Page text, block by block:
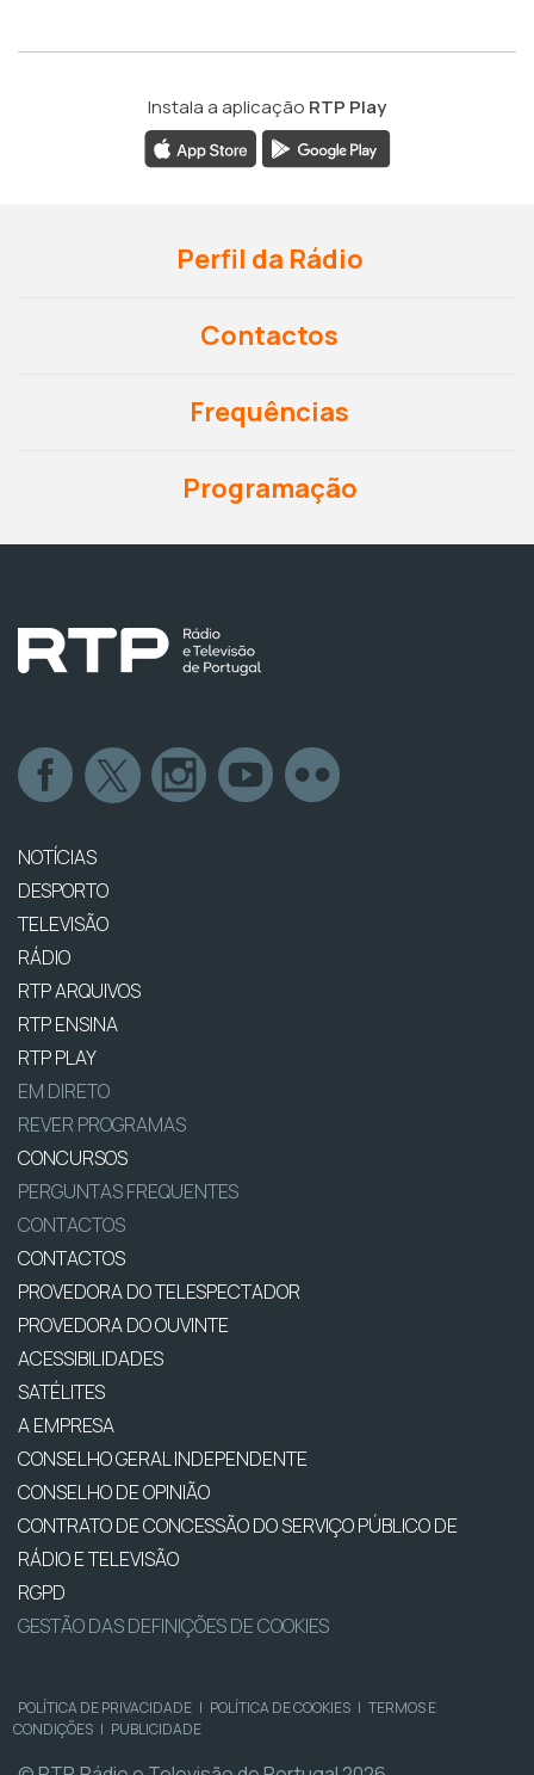
Instala a aplicação RTP Play
Perfil da Rádio
Contactos
Frequências
Programação
NOTÍCIAS
DESPORTO
TELEVISÃO
RÁDIO
RTP ARQUIVOS
RTP ENSINA
RTP PLAY
EM DIRETO
REVER PROGRAMAS
CONCURSOS
PERGUNTAS FREQUENTES
CONTACTOS
CONTACTOS
PROVEDORA DO TELESPECTADOR
PROVEDORA DO OUVINTE
ACESSIBILIDADES
SATÉLITES
A EMPRESA
CONSELHO GERAL INDEPENDENTE
CONSELHO DE OPINIÃO
CONTRATO DE CONCESSÃO DO SERVIÇO PÚBLICO DE
RÁDIO E TELEVISÃO
RGPD
GESTÃO DAS DEFINIÇÕES DE COOKIES
POLÍTICA DE PRIVACIDADE | POLÍTICA DE COOKIES | TERMOS E
CONDIÇÕES | PUBLICIDADE